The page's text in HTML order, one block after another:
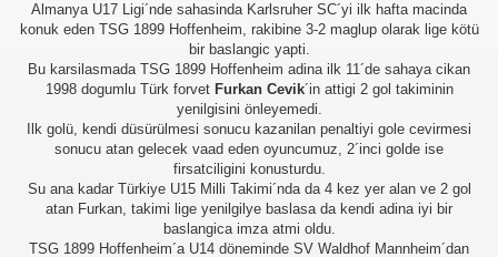
Almanya U17 Ligi´nde sahasinda Karlsruher SC´yi ilk hafta macinda
konuk eden TSG 1899 Hoffenheim, rakibine 3-2 maglup olarak lige kötü
bir baslangic yapti.
Bu karsilasmada TSG 1899 Hoffenheim adina ilk 11´de sahaya cikan
1998 dogumlu Türk forvet Furkan Cevik´in attigi 2 gol takiminin
yenilgisini önleyemedi.
Ilk golü, kendi düsürülmesi sonucu kazanilan penaltiyi gole cevirmesi
sonucu atan gelecek vaad eden oyuncumuz, 2´inci golde ise
firsatciligini konusturdu.
Su ana kadar Türkiye U15 Milli Takimi´nda da 4 kez yer alan ve 2 gol
atan Furkan, takimi lige yenilgilye baslasa da kendi adina iyi bir
baslangica imza atmi oldu.
TSG 1899 Hoffenheim´a U14 döneminde SV Waldhof Mannheim´dan